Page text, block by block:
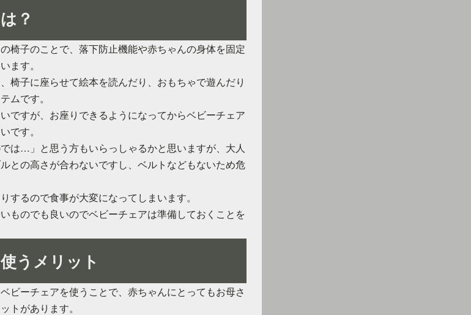
？
椅子のことで、落下防止機能や赤ちゃんの身体を固定
ます。
椅子に座らせて絵本を読んだり、おもちゃで遊んだり
ムです。
ですが、お座りできるようになってからベビーチェア
です。
は…」と思う方もいらっしゃるかと思いますが、大人
との高さが合わないですし、ベルトなどもないため危
するので食事が大変になってしまいます。
ものでも良いのでベビーチェアは準備しておくことを
うメリット
ビーチェアを使うことで、赤ちゃんにとってもお母さ
トがあります。